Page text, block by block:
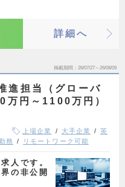
詳細へ
掲載期間 26/07/27～26/08/09
進担当（グローバ
万円～1100万円）
上場企業 大手企業
英
務 リモートワーク可能
人です。
の非公開